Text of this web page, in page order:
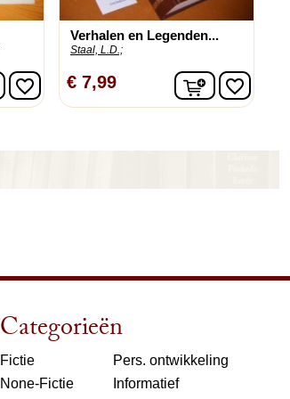
In winkelwagen
favorite_border
Verhalen en Legenden...
Staal, L.D.;
€ 7,99 Infavorite_border
Categorieën
Fictie
None-Fictie
Pers. ontwikkeling
Informatief